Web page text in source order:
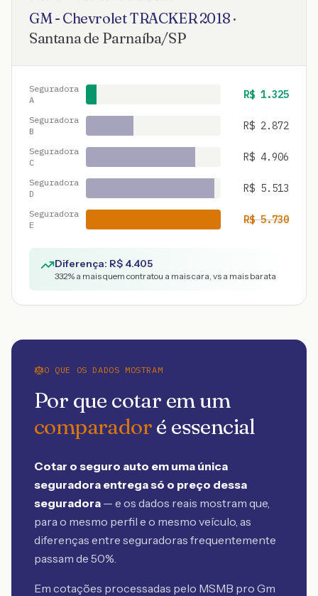
GM - ChevroletTRACKER2018 ·
Santana de Parnaíba/SP
Seguradora
A
R$ 1.325
Seguradora
B
R$ 2.872
Seguradora
C
R$ 4.906
Seguradora
D
R$ 5.513
Seguradora
E
R$5.730
Diferença: R$ 4.405
332% a mais quem contratou a mais cara, vs a mais barata
O QUE OS DADOS MOSTRAM
Por que cotar em um
comparadoré essencial
Cotar o seguro auto em uma única
seguradora entrega só o preço dessa
seguradora — e os dados reais mostram que,
para o mesmo perfil e o mesmo veículo, as
diferenças entre seguradoras frequentemente
passam de 50%.
Em cotações processadas pelo MSMB pro Gm